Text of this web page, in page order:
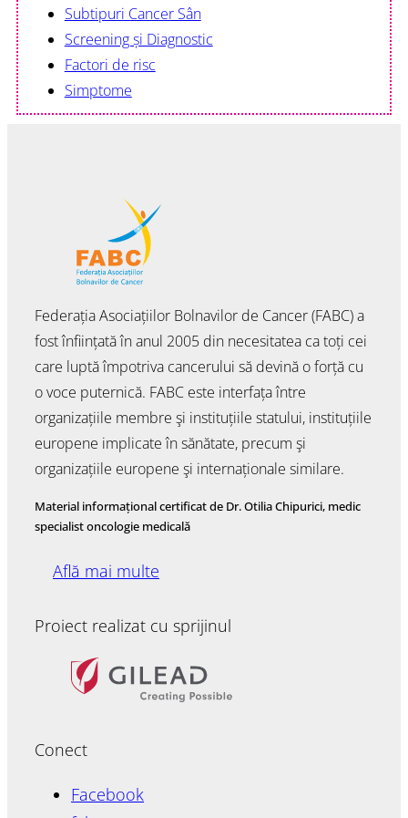
Subtipuri Cancer Sân
Screening și Diagnostic
Factori de risc
Simptome
Federația Asociațiilor Bolnavilor de Cancer (FABC) a
fost înființată în anul 2005 din necesitatea ca toți cei
care luptă împotriva cancerului să devină o forță cu
o voce puternică. FABC este interfața între
organizațiile membre şi instituțiile statului, instituțiile
europene implicate în sănătate, precum şi
organizațiile europene şi internaționale similare.
Material informațional certificat de Dr. Otilia Chipurici, medic
specialist oncologie medicală
Află mai multe
Proiect realizat cu sprijinul
Conect
Facebook